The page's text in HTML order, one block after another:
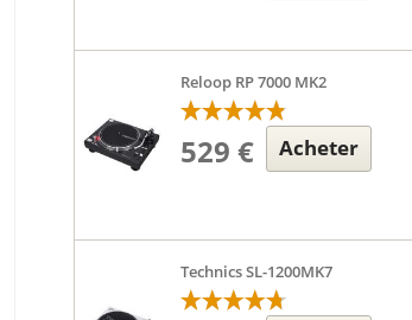
Reloop RP 7000 MK2
529 € Acheter
Technics SL-1200MK7